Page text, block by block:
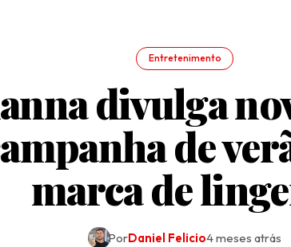
Entretenimento
divulga
de
marca de
PorDaniel Felicio4 meses atrás